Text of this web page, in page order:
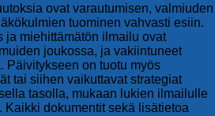
ovat varautumisen, valmiuden
tuominen vahvasti esiin.
ja miehittämätön ilmailu ovat
joukossa, ja vakiintuneet
Päivitykseen on tuotu myös
tai siihen vaikuttavat strategiat
tasolla, mukaan lukien ilmailulle
Kaikki dokumentit sekä lisätietoa